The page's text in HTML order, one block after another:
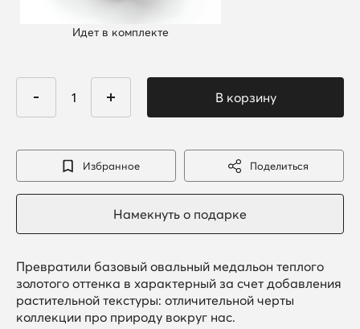
Идет в комплекте
Избранное Поделиться
Превратили базовый овальный медальон теплого
золотого оттенка в характерный за счет добавления
растительной текстуры: отличительной черты
коллекции про природу вокруг нас.